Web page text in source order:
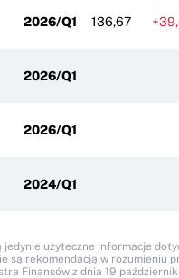
2026/Q1 136,67
2026/Q1
2026/Q1
2024/Q1
użyteczne informacje
są rekomendacją w rozumieniu
Finansów z dnia 19